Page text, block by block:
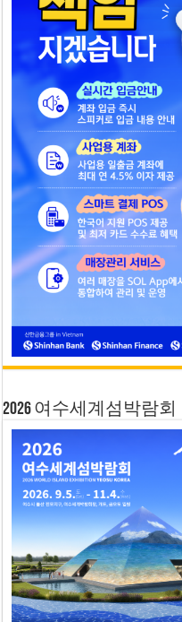
2026 여수세계섬박람회